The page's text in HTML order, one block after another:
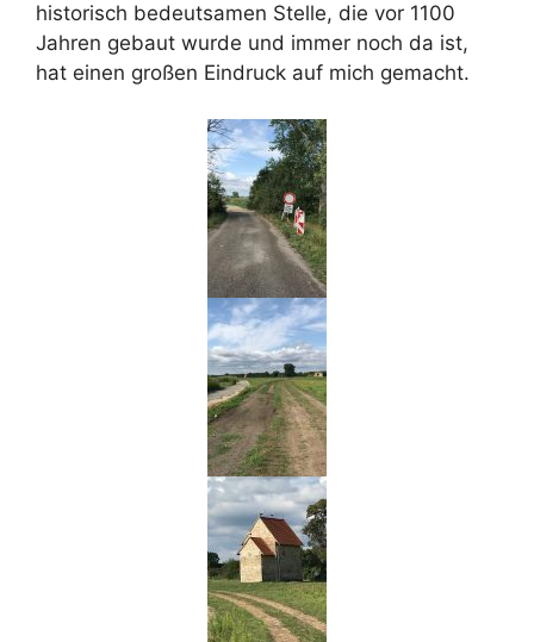
historisch bedeutsamen Stelle, die vor 1100
Jahren gebaut wurde und immer noch da ist,
hat einen großen Eindruck auf mich gemacht.